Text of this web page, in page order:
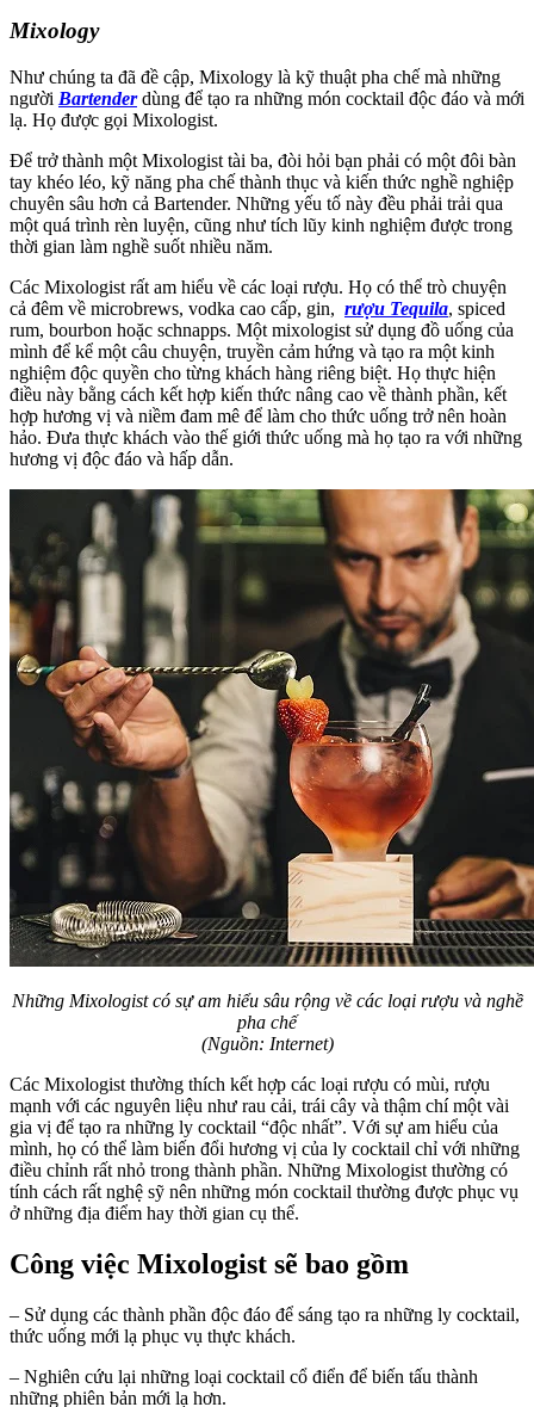
Mixology
Như chúng ta đã đề cập, Mixology là kỹ thuật pha chế mà những
người Bartenderdùng để tạo ra những món cocktail độc đáo và mới
lạ. Họ được gọi Mixologist.
Để trở thành một Mixologist tài ba, đòi hỏi bạn phải có một đôi bàn
tay khéo léo, kỹ năng pha chế thành thục và kiến thức nghề nghiệp
chuyên sâu hơn cả Bartender. Những yếu tố này đều phải trải qua
một quá trình rèn luyện, cũng như tích lũy kinh nghiệm được trong
thời gian làm nghề suốt nhiều năm.
Các Mixologist rất am hiểu về các loại rượu. Họ có thể trò chuyện
cả đêm về microbrews, vodka cao cấp, gin, rượu Tequila, spiced
rum, bourbon hoặc schnapps. Một mixologist sử dụng đồ uống của
mình để kể một câu chuyện, truyền cảm hứng và tạo ra một kinh
nghiệm độc quyền cho từng khách hàng riêng biệt. Họ thực hiện
điều này bằng cách kết hợp kiến thức nâng cao về thành phần, kết
hợp hương vị và niềm đam mê để làm cho thức uống trở nên hoàn
hảo. Đưa thực khách vào thế giới thức uống mà họ tạo ra với những
hương vị độc đáo và hấp dẫn.
Những Mixologist có sự am hiểu sâu rộng về các loại rượu và nghề
pha chế
(Nguồn: Internet)
Các Mixologist thường thích kết hợp các loại rượu có mùi, rượu
mạnh với các nguyên liệu như rau cải, trái cây và thậm chí một vài
gia vị để tạo ra những ly cocktail “độc nhất”. Với sự am hiểu của
mình, họ có thể làm biến đổi hương vị của ly cocktail chỉ với những
điều chỉnh rất nhỏ trong thành phần. Những Mixologist thường có
tính cách rất nghệ sỹ nên những món cocktail thường được phục vụ
ở những địa điểm hay thời gian cụ thể.
Công việc Mixologist sẽ bao gồm
– Sử dụng các thành phần độc đáo để sáng tạo ra những ly cocktail,
thức uống mới lạ phục vụ thực khách.
– Nghiên cứu lại những loại cocktail cổ điển để biến tấu thành
những phiên bản mới lạ hơn.